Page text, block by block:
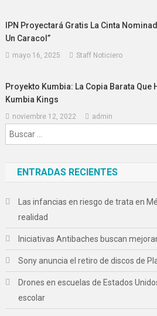
IPN Proyectará Gratis La Cinta
Un Caracol”
mayo 16, 2025 Staff Noticiero
Proyekto Kumbia: La Copia Barata Que
Kumbia Kings
noviembre 12, 2022 admin
ENTRADAS RECIENTES
Las infancias en riesgo de trata en
realidad
Iniciativas Antibaches buscan
Sony anuncia el retiro de discos de
Drones en escuelas de Estados
escolar